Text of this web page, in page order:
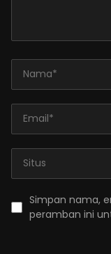
Simpan nama,
peramban ini